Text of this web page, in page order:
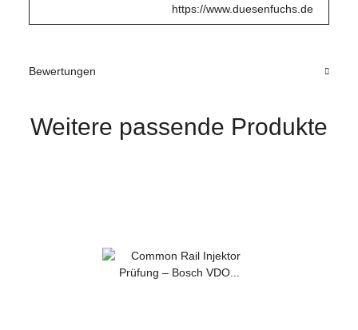
https://www.duesenfuchs.de
Bewertungen
Weitere passende Produkte